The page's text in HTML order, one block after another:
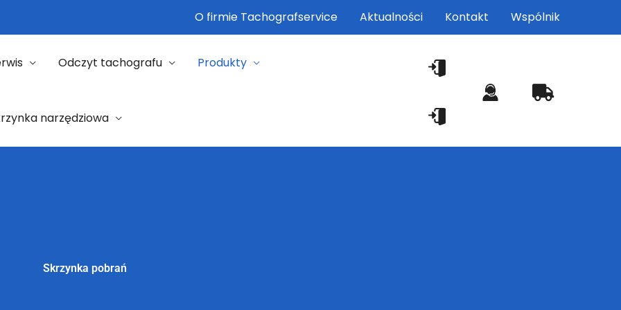
O firmie Tachografservice Aktualności Kontakt Wspólnik
Odczyt tachografu Produkty
narzędziowa
Skrzynka pobrań